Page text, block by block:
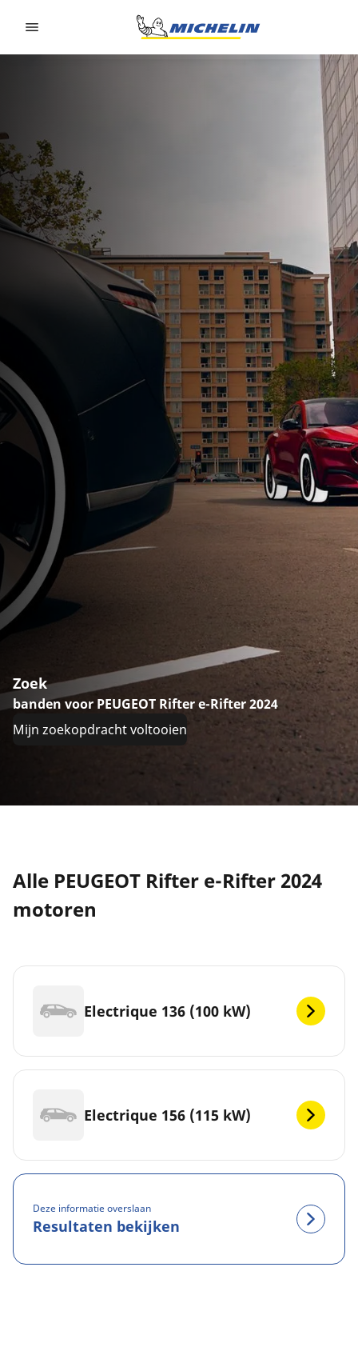
Zoek
banden voor PEUGEOT Rifter e-Rifter 2024
Mijn zoekopdracht voltooien
Alle PEUGEOT Rifter e-Rifter 2024
motoren
Electrique 136 (100 kW)
Electrique 156 (115 kW)
Deze informatie overslaan
Resultaten bekijken